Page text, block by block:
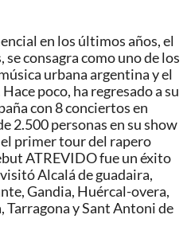
en los últimos años, el
consagra como uno de los
urbana argentina y el
poco, ha regresado a su
con 8 conciertos en
2.500 personas en su show
primer tour del rapero
ATREVIDO fue un éxito
Alcalá de guadaira,
Gandia, Huércal-overa,
Tarragona y Sant Antoni de